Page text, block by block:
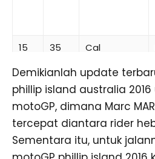
15 35
Cal
16 38
Bradley
SMITH
17 68
Yonny
HERNANDEZ
Demikianlah update
phillip island australia 2016
motoGP, dimana Marc
tercepat diantara rider
Sementara itu, untuk